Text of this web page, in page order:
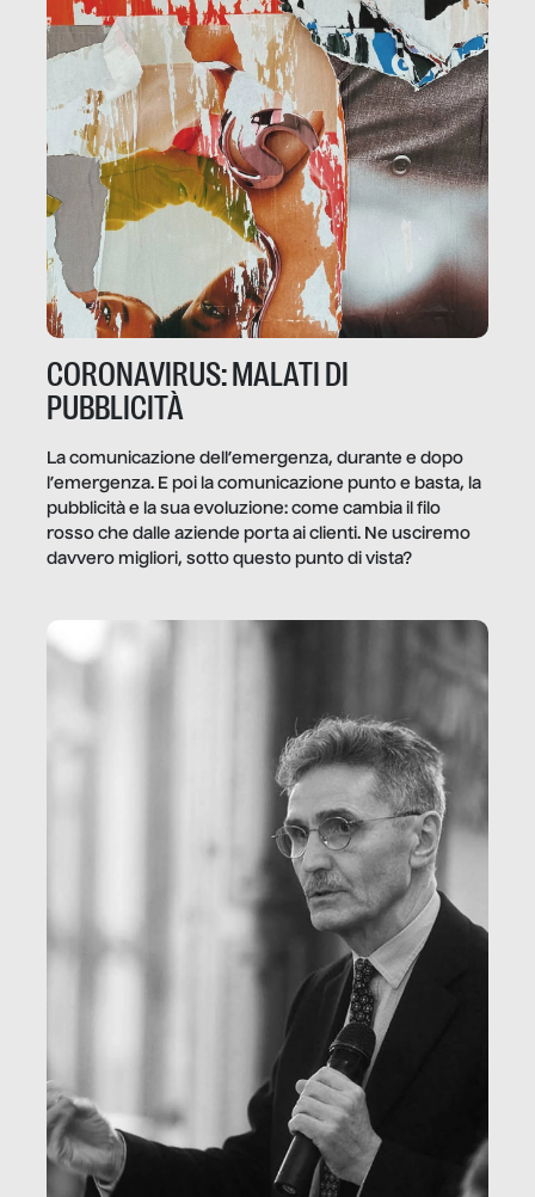
CORONAVIRUS: MALATI DI
PUBBLICITÀ
La comunicazione dell’emergenza, durante e dopo
l’emergenza. E poi la comunicazione punto e basta, la
pubblicità e la sua evoluzione: come cambia il filo
rosso che dalle aziende porta ai clienti. Ne usciremo
davvero migliori, sotto questo punto di vista?